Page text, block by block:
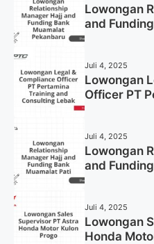
Lowongan
and
Juli 4, 2025
Lowongan
Officer PT
Juli 4, 2025
Lowongan
and
Juli 4, 2025
Lowongan
Honda